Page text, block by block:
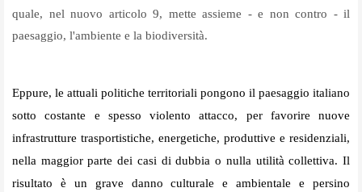
quale, nel nuovo articolo 9, mette assieme - e non contro - il
paesaggio, l'ambiente e la biodiversità.
Eppure, le attuali politiche territoriali pongono il paesaggio italiano
sotto costante e spesso violento attacco, per favorire nuove
infrastrutture trasportistiche, energetiche, produttive e residenziali,
nella maggior parte dei casi di dubbia o nulla utilità collettiva. Il
risultato è un grave danno culturale e ambientale e persino